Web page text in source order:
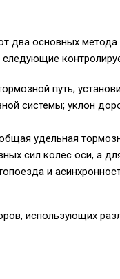
два основных
путь;
системы; уклон
удельная
сил колес оси, а
и
использующих